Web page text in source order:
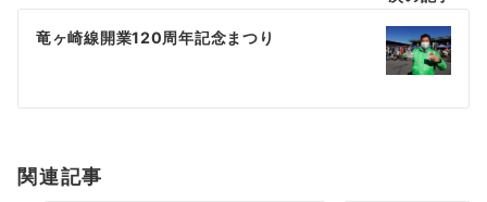
ゲ
シ
ン
竜ヶ崎線開業120周年記念まつり
関連記事